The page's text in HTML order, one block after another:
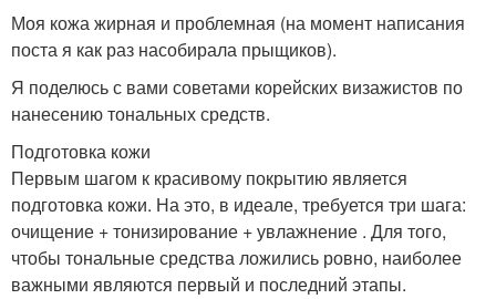
Моя кожа жирная и проблемная (на момент написания
поста я как раз насобирала прыщиков).
Я поделюсь с вами советами корейских визажистов по
нанесению тональных средств.
Подготовка кожи
Первым шагом к красивому покрытию является
подготовка кожи. На это, в идеале, требуется три шага:
очищение + тонизирование + увлажнение . Для того,
чтобы тональные средства ложились ровно, наиболее
важными являются первый и последний этапы.